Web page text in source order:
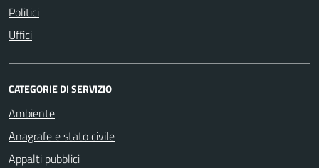
Politici
Uffici
CATEGORIE DI SERVIZIO
Ambiente
Anagrafe e stato civile
Appalti pubblici